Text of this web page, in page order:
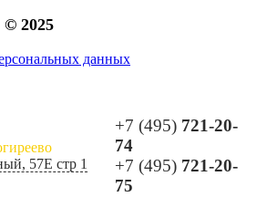
2025
данных
57Е стр 1
+7 (495) 721-20-
74
+7 (495) 721-20-
75